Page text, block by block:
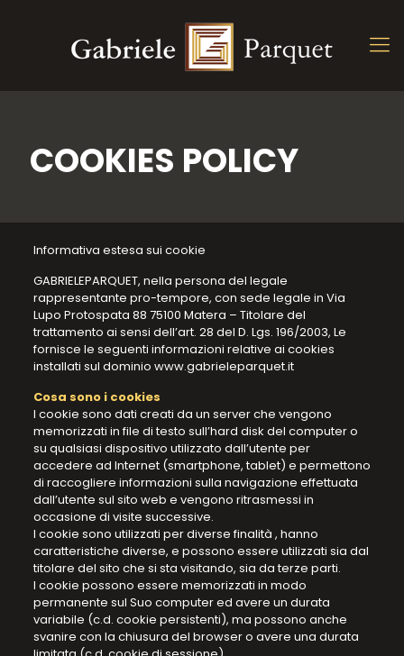
COOKIES POLICY
Informativa estesa sui cookie
GABRIELEPARQUET, nella persona del legale
rappresentante pro-tempore, con sede legale in Via
Lupo Protospata 88 75100 Matera – Titolare del
trattamento ai sensi dell’art. 28 del D. Lgs. 196/2003, Le
fornisce le seguenti informazioni relative ai cookies
installati sul dominio www.gabrieleparquet.it
Cosa sono i cookies
I cookie sono dati creati da un server che vengono
memorizzati in file di testo sull’hard disk del computer o
su qualsiasi dispositivo utilizzato dall’utente per
accedere ad Internet (smartphone, tablet) e permettono
di raccogliere informazioni sulla navigazione effettuata
dall’utente sul sito web e vengono ritrasmessi in
occasione di visite successive.
I cookie sono utilizzati per diverse finalità , hanno
caratteristiche diverse, e possono essere utilizzati sia dal
titolare del sito che si sta visitando, sia da terze parti.
I cookie possono essere memorizzati in modo
permanente sul Suo computer ed avere un durata
variabile (c.d. cookie persistenti), ma possono anche
svanire con la chiusura del browser o avere una durata